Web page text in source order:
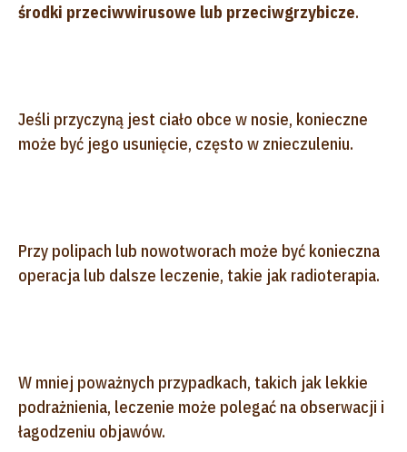
środki przeciwwirusowe lub przeciwgrzybicze.
Jeśli przyczyną jest ciało obce w nosie, konieczne
może być jego usunięcie, często w znieczuleniu.
Przy polipach lub nowotworach może być konieczna
operacja lub dalsze leczenie, takie jak radioterapia.
W mniej poważnych przypadkach, takich jak lekkie
podrażnienia, leczenie może polegać na obserwacji i
łagodzeniu objawów.